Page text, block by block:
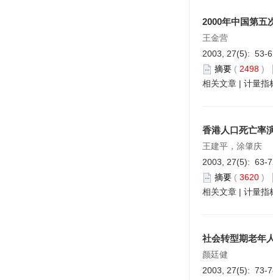
2000年中国第五
王金营
2003, 27(5): 53-
摘要 ( 2498 )
相关文章 | 计量指
香港人口死亡率
王建平，涂肇庆
2003, 27(5): 63-
摘要 ( 3620 )
相关文章 | 计量指
社会转型期老年
颜廷健
2003, 27(5): 73-